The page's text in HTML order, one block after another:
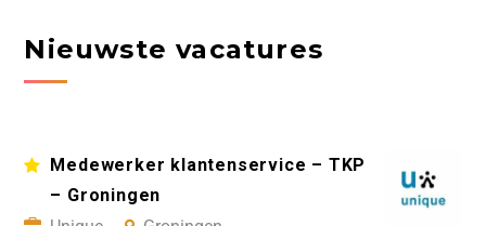
Nieuwste vacatures
Medewerker klantenservice – TKP
– Groningen